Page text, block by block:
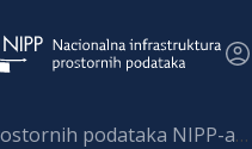
podataka NIPP-a